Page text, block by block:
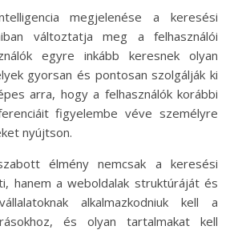
megjelenése a keresési
változtatja meg a felhasználói
egyre inkább keresnek olyan
gyorsan és pontosan szolgálják ki
arra, hogy a felhasználók korábbi
figyelembe véve személyre
nyújtson.
élmény nemcsak a keresési
hanem a weboldalak struktúráját és
alkalmazkodniuk kell a
és olyan tartalmakat kell